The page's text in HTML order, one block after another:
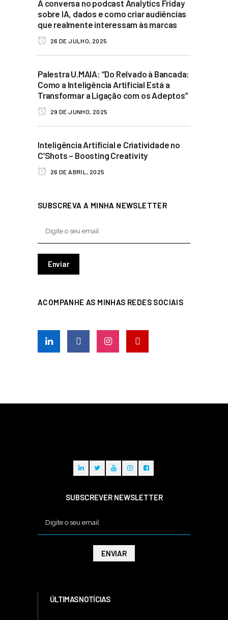
À conversa no podcast Analytics Friday
sobre IA, dados e como criar audiências
que realmente interessam às marcas
26 DE JULHO, 2025
Palestra U.MAIA: “Do Relvado à Bancada:
Como a Inteligência Artificial Está a
Transformar a Ligação com os Adeptos”
29 DE JUNHO, 2025
Inteligência Artificial e Criatividade no
C’Shots – Boosting Creativity
26 DE ABRIL, 2025
SUBSCREVA A MINHA NEWSLETTER
ACOMPANHE AS MINHAS REDES SOCIAIS
SUBSCREVER NEWSLETTER
ÚLTIMAS NOTÍCIAS